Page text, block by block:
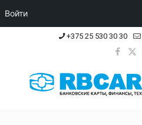
+375 25 530 30 30
Войти